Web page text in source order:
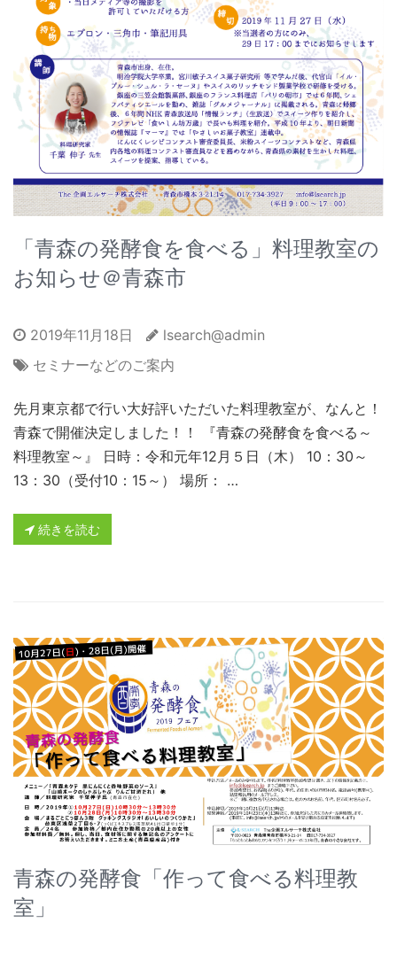
「青森の発酵食を食べる」料理教室の
お知らせ＠青森市
2019年11月18日
lsearch@admin
セミナーなどのご案内
先月東京都で行い大好評いただいた料理教室が、なんと！
青森で開催決定しました！！ 『青森の発酵食を食べる～
料理教室～』 日時：令和元年12月５日（木） 10：30～
13：30（受付10：15～） 場所： …
続きを読む
青森の発酵食「作って食べる料理教
室」